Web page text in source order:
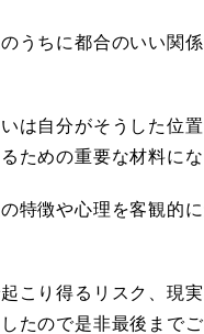
うちに都合のいい関
は自分がそうした位
ための重要な材料にな
特徴や心理を客観的
こり得るリスク、現
たので是非最後までご